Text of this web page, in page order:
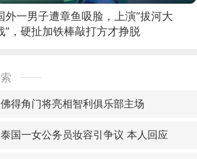
外一男子遭章鱼吸脸，上演“拔河大
”，硬扯加铁棒敲打方才挣脱
佛得角门将亮相智利俱乐部主场
泰国一女公务员妆容引争议 本人回应